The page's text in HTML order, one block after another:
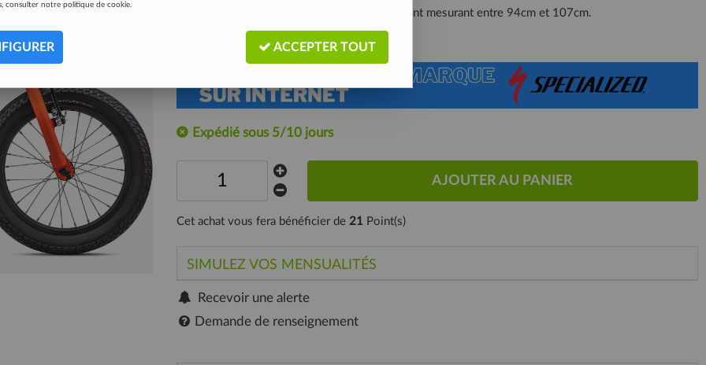
Le vélo Riprock 16' est conseillé pour un enfant mesurant entre 94cm et 107cm.
Expédié sous 5/10 jours
AJOUTER AU PANIER
Cet achat vous fera bénéficier de 21 Point(s)
SIMULEZ VOS MENSUALITÉS
Recevoir une alerte
Demande de renseignement
consulter notre politique de cookie.
ACCEPTER TOUT